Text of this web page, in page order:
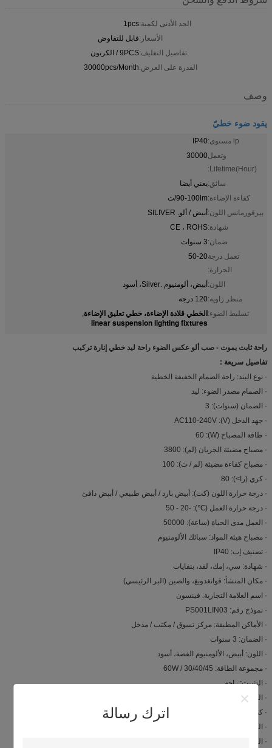
اترك رسالة
الحد الأدنى لكمية:1pcs
الأسعار:قابل للتفاوض
تفاصيل التغليف:9PCS / الكرتون
القدرة على العرض:30000pcs/Month
وصف
يقود ضوء خطيّ
ip مستوى:
IP40
وتعمل
Lifetime(Hour):
30000
سائق:يعني أيضا
كفاءة الإضاءة:90-100lm/ث
بيرفورمانس اللون:أبيض / ألو. SILIVER
شهادة:CE ، ROHS
ضمان:3 سنوات
تعمل درجة
الحرارة:
50-20
اللون:أبيض، ألومنيوم .Silver، أسود
منظر زاوية:120 درجة
تسليط الضوء:الخطي قلادة الإضاءة، خطي تعليق الإضاءة,
linear suspension lighting fixtures
راحة ثابت يموت - صب ألو عكس الضوء راحة ليد خطي إنارة تركيب
تفاصيل سريعة :
· نوع البند: راحة الصمام الخفيفة الخطية
· الصمام مصدر الضوء: ليد
· الضمان (سنوات): 3
· جهد الدخل (V): AC110-240V
· طاقة المصباح (W): 60
· مصباح مضيئة الجريان (لم): 3800
· مصباح كفاءة مضيئة (لم / ث): 100
· كري (را>): 80
· درجة حرارة اللون (كت): أبيض بارد / أبيض طبيعي / أبيض دافئ
· درجة حرارة العمل (℃): -20 - 50
· العمل مدى الحياة (ساعة): 50000
· مصباح هيئة المواد: سبائك الألومنيوم
· تصنيف إب: IP40
· شهادة: سي، إمك، لفد، بنفايات
· مكان المنشأ: قوانغدونغ، والصين (البر الرئيسي)
· اسم العلامة التجارية: فينسون
· نموذج رقم: PS001LIN03
· الأماكن المطبقة: مركز تسوق / مكتب / مدخل
· الضمان: 3 سنوات
· اللون: أبيض، الألومنيوم الفضة، أسود
· مجموعة الطاقة: 30/40/45 / 60W
· التثبيت: راحة
· الغلاف: حليبي
· كت: 2700-6500K
· المواد: الألومنيوم 6063-T5
· الحجم: 30/60/90 / 120cm